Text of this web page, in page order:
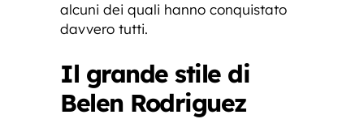
alcuni dei quali hanno conquistato
davvero tutti.
Il grande stile di
Belen Rodriguez